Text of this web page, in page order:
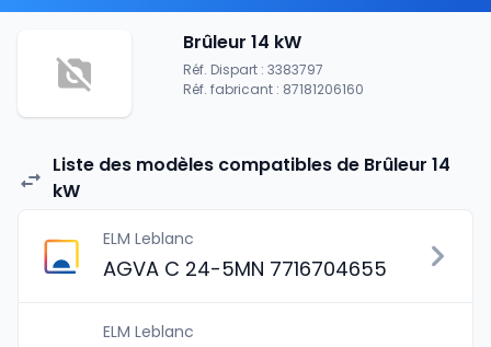
Brûleur 14 kW
Réf. Dispart : 3383797
Réf. fabricant : 87181206160
Liste des modèles compatibles de Brûleur 14
kW
ELM Leblanc
AGVA C 24-5MN 7716704655
ELM Leblanc